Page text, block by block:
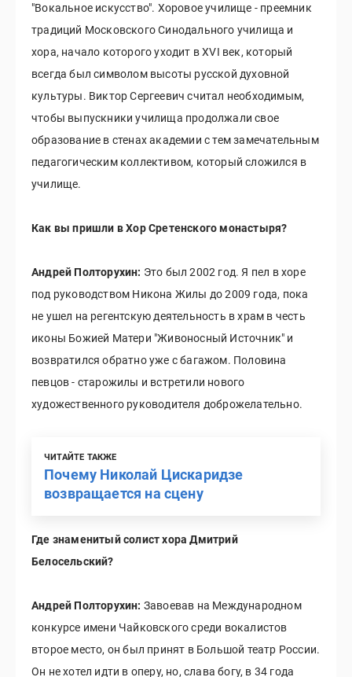
"Вокальное искусство". Хоровое училище - преемник
традиций Московского Синодального училища и
хора, начало которого уходит в XVI век, который
всегда был символом высоты русской духовной
культуры. Виктор Сергеевич считал необходимым,
чтобы выпускники училища продолжали свое
образование в стенах академии с тем замечательным
педагогическим коллективом, который сложился в
училище.
Как вы пришли в Хор Сретенского монастыря?
Андрей Полторухин: Это был 2002 год. Я пел в хоре
под руководством Никона Жилы до 2009 года, пока
не ушел на регентскую деятельность в храм в честь
иконы Божией Матери "Живоносный Источник" и
возвратился обратно уже с багажом. Половина
певцов - старожилы и встретили нового
художественного руководителя доброжелательно.
ЧИТАЙТЕ ТАКЖЕ
Почему Николай Цискаридзе
возвращается на сцену
Где знаменитый солист хора Дмитрий
Белосельский?
Андрей Полторухин: Завоевав на Международном
конкурсе имени Чайковского среди вокалистов
второе место, он был принят в Большой театр России.
Он не хотел идти в оперу, но, слава богу, в 34 года